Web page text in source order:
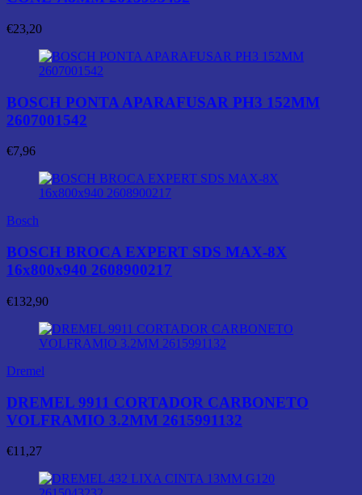
€23,20
BOSCH PONTA APARAFUSAR PH3 152MM
2607001542
€7,96
Bosch
BOSCH BROCA EXPERT SDS MAX-8X
16x800x940 2608900217
€132,90
Dremel
DREMEL 9911 CORTADOR CARBONETO
VOLFRAMIO 3.2MM 2615991132
€11,27